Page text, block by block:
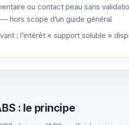
ou contact peau sans
hors scope d’un guide général
: l’intérêt « support soluble »
: le principe